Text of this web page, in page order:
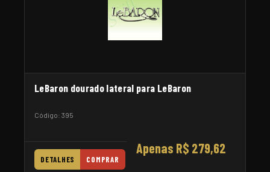
LeBaron dourado lateral para LeBaron
Código: 395
Apenas R$ 279,62
DETALHES COMPRAR